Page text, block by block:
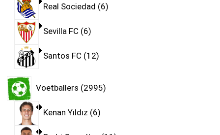
Real Sociedad 6
Sevilla FC 6
Santos FC 12
Voetballers 2995
Kenan Yıldız 6